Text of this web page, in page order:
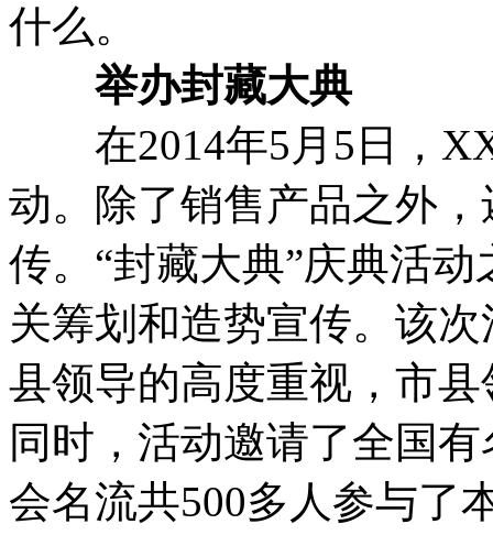
什么。
举办封藏大典
在2014年5月5日，XX
动。除了销售产品之外
传。“封藏大典”庆典活
关筹划和造势宣传。该
县领导的高度重视，市
同时，活动邀请了全国
会名流共500多人参与了